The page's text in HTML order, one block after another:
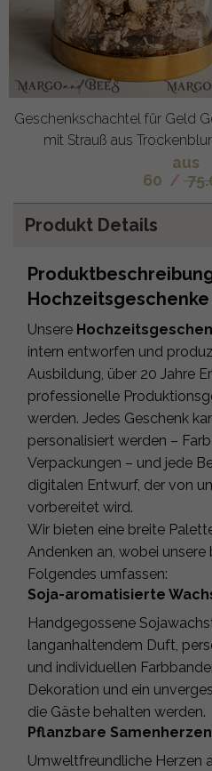
Geschenkschachtel für Geld
mit Strauß aus
aus
60 /
Produkt Details
Unsere
intern entworfen und
Ausbildung, über 20 Jahre
professionelle
werden. Jedes Geschenk
personalisiert werden –
Verpackungen – und jede
digitalen Entwurf, der von
vorbereitet wird.
Wir bieten eine breite
Andenken an, wobei
Folgendes umfassen:
Soja-aromatisierte
Handgegossene
langanhaltendem Duft,
und individuellen
Dekoration und ein
die Gäste behalten werden.
Pflanzbare
Umweltfreundliche Herzen